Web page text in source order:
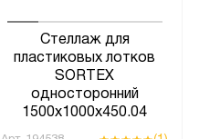
Стеллаж для
пластиковых лотков
SORTEX
односторонний
1500x1000x450.04